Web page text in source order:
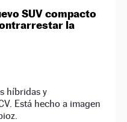
SUV compacto
la
híbridas y
Está hecho a imagen